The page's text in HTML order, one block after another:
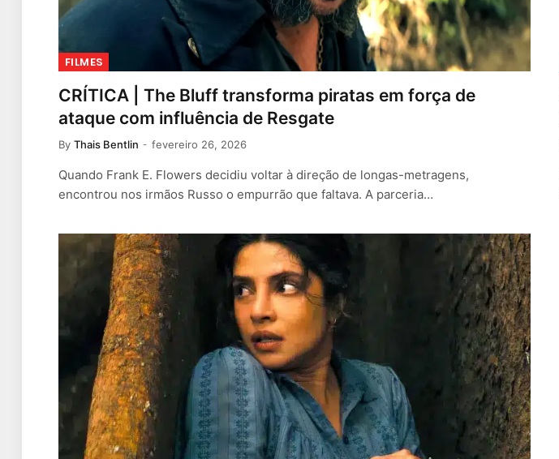
FILMES
CRÍTICA | The Bluff transforma piratas em força de
ataque com influência de Resgate
By Thais Bentlin fevereiro 26, 2026
Quando Frank E. Flowers decidiu voltar à direção de longas-metragens,
encontrou nos irmãos Russo o empurrão que faltava. A parceria…